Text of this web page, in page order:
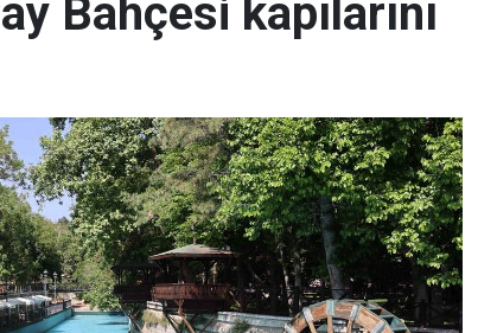
Bahçesi kapılarını